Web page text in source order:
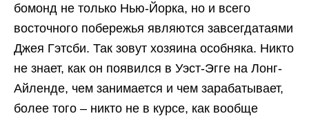
бомонд не только Нью-Йорка, но и всего
восточного побережья являются завсегдатаями
Джея Гэтсби. Так зовут хозяина особняка. Никто
не знает, как он появился в Уэст-Эгге на Лонг-
Айленде, чем занимается и чем зарабатывает,
более того – никто не в курсе, как вообще